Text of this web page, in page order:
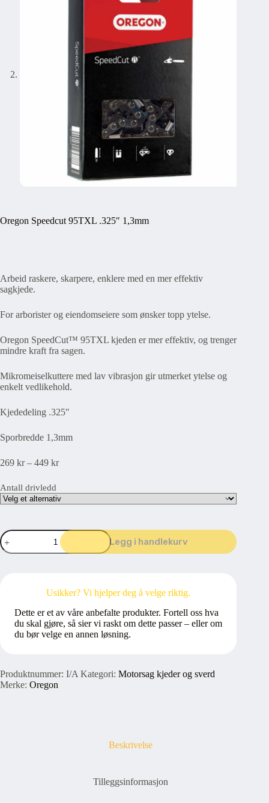
Oregon Speedcut 95TXL .325″ 1,3mm
Arbeid raskere, skarpere, enklere med en mer effektiv
sagkjede.
For arborister og eiendomseiere som ønsker topp ytelse.
Oregon SpeedCut™ 95TXL kjeden er mer effektiv, og trenger
mindre kraft fra sagen.
Mikromeiselkuttere med lav vibrasjon gir utmerket ytelse og
enkelt vedlikehold.
Kjededeling .325″
Sporbredde 1,3mm
269 kr – 449 krPrisområde:
449 kr359,20 kr
Antall drivledd
Oregon
Speedcut
95TXL
Legg i handlekurv
Usikker? Vi hjelper deg å velge riktig.
Dette er et av våre anbefalte produkter. Fortell oss hva
du skal gjøre, så sier vi raskt om dette passer – eller om
du bør velge en annen løsning.
Produktnummer: I/A Kategori: Motorsag kjeder og sverd
Merke: Oregon
Beskrivelse
Tilleggsinformasjon